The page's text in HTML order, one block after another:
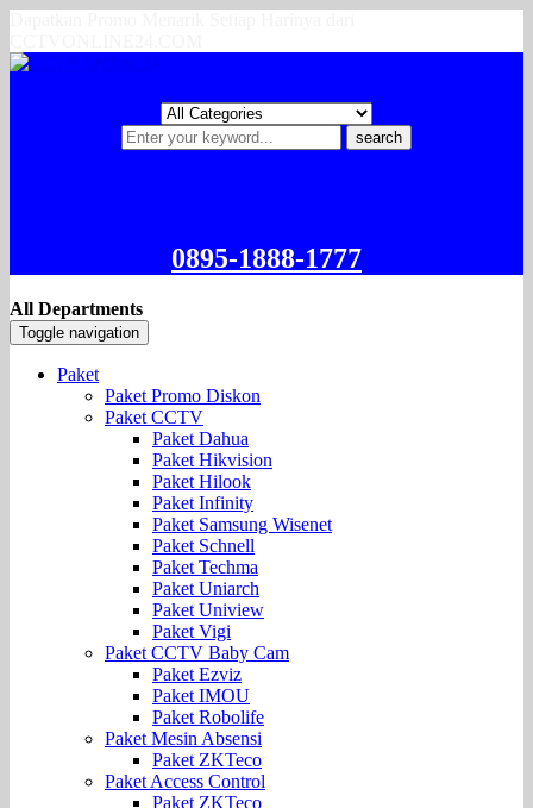
search
0895-1888-1777
All Departments
Toggle navigation
Paket
Paket Promo Diskon
Paket CCTV
Paket Dahua
Paket Hikvision
Paket Hilook
Paket Infinity
Paket Samsung Wisenet
Paket Schnell
Paket Techma
Paket Uniarch
Paket Uniview
Paket Vigi
Paket CCTV Baby Cam
Paket Ezviz
Paket IMOU
Paket Robolife
Paket Mesin Absensi
Paket ZKTeco
Paket Access Control
Paket ZKTeco